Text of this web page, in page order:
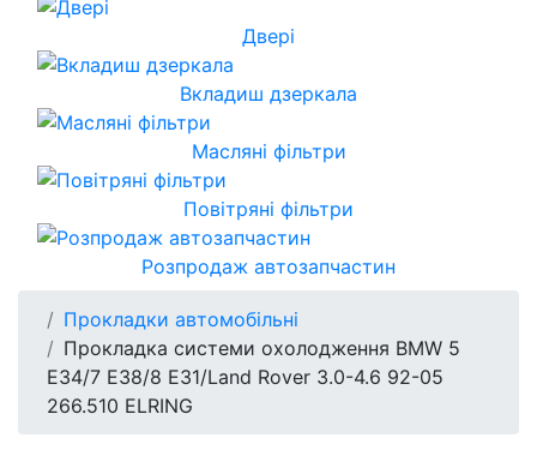
Двері
Вкладиш дзеркала
Масляні фільтри
Повітряні фільтри
Розпродаж автозапчастин
Прокладки автомобільні
Прокладка системи охолодження BMW 5
E34/7 E38/8 E31/Land Rover 3.0-4.6 92-05
266.510 ELRING